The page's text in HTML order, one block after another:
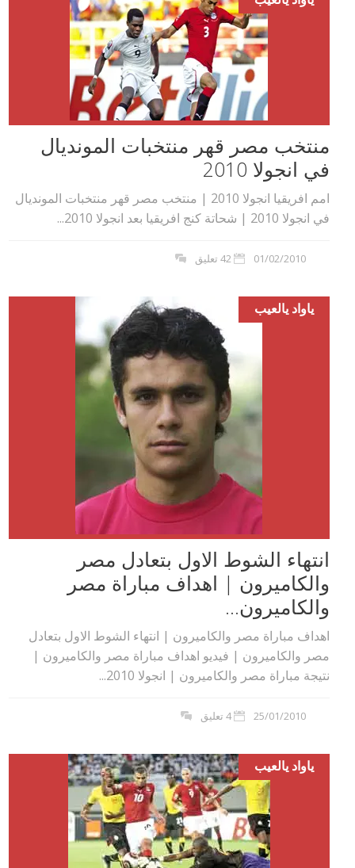
منتخب مصر قهر منتخبات المونديال
في انجولا 2010
امم افريقيا انجولا 2010 | منتخب مصر قهر منتخبات المونديال
في انجولا 2010 | شحاتة كنج افريقيا بعد انجولا 2010...
01/02/2010 42 تعليق
ياواد يالعيب
انتهاء الشوط الاول بتعادل مصر
والكاميرون | اهداف مباراة مصر
والكاميرون...
اهداف مباراة مصر والكاميرون | انتهاء الشوط الاول بتعادل
مصر والكاميرون | فيديو اهداف مباراة مصر والكاميرون |
نتيجة مباراة مصر والكاميرون | انجولا 2010...
25/01/2010 4 تعليق
ياواد يالعيب